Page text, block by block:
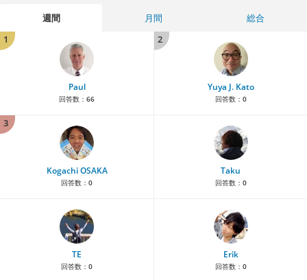
週間 月間
総合
1
Paul
回答数： 66
2
Yuya J. Kato
回答数： 0
3
Kogachi OSAKA
回答数： 0
Taku
回答数： 0
TE
回答数： 0
Erik
回答数： 0